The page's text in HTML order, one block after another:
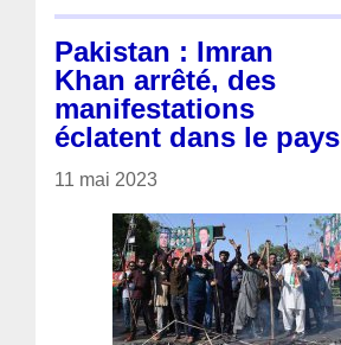
Pakistan : Imran
Khan arrêté, des
manifestations
éclatent dans le pays
11 mai 2023